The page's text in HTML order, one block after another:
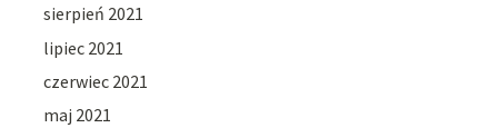
sierpień 2021
lipiec 2021
czerwiec 2021
maj 2021